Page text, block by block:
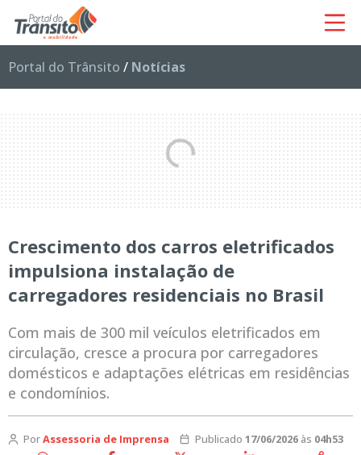
Portal do Trânsito / Notícias
Crescimento dos carros eletrificados
impulsiona instalação de
carregadores residenciais no Brasil
Com mais de 300 mil veículos eletrificados em
circulação, cresce a procura por carregadores
domésticos e adaptações elétricas em residências
e condomínios.
PorAssessoria de Imprensa Publicado 17/06/2026às 04h53